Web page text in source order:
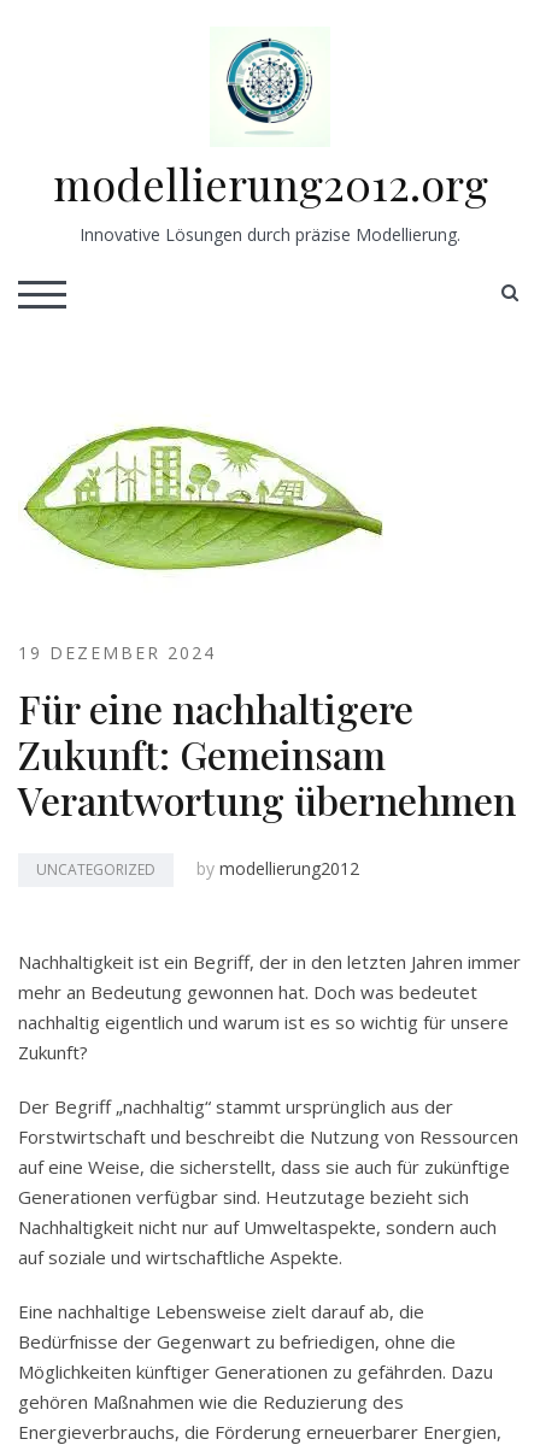
modellierung2012.org
Innovative Lösungen durch präzise Modellierung.
TOGGLE MOBILE MENU
19 DEZEMBER 2024
Für eine nachhaltigere
Zukunft: Gemeinsam
Verantwortung übernehmen
UNCATEGORIZED by modellierung2012
Nachhaltigkeit ist ein Begriff, der in den letzten Jahren immer
mehr an Bedeutung gewonnen hat. Doch was bedeutet
nachhaltig eigentlich und warum ist es so wichtig für unsere
Zukunft?
Der Begriff „nachhaltig“ stammt ursprünglich aus der
Forstwirtschaft und beschreibt die Nutzung von Ressourcen
auf eine Weise, die sicherstellt, dass sie auch für zukünftige
Generationen verfügbar sind. Heutzutage bezieht sich
Nachhaltigkeit nicht nur auf Umweltaspekte, sondern auch
auf soziale und wirtschaftliche Aspekte.
Eine nachhaltige Lebensweise zielt darauf ab, die
Bedürfnisse der Gegenwart zu befriedigen, ohne die
Möglichkeiten künftiger Generationen zu gefährden. Dazu
gehören Maßnahmen wie die Reduzierung des
Energieverbrauchs, die Förderung erneuerbarer Energien,